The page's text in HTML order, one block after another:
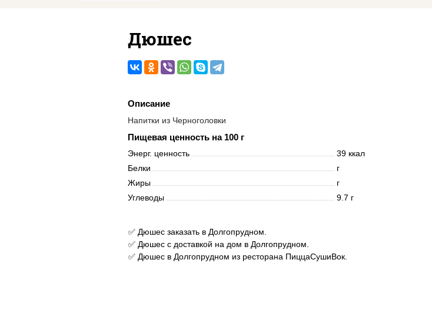
Дюшес
Описание
Напитки из Черноголовки
Пищевая ценность на 100 г
Энерг. ценность
39 ккал
Белки
г
Жиры
г
Углеводы
9.7 г
✅ Дюшес заказать в Долгопрудном.
✅ Дюшес с доставкой на дом в Долгопрудном.
✅ Дюшес в Долгопрудном из ресторана ПиццаСушиВок.